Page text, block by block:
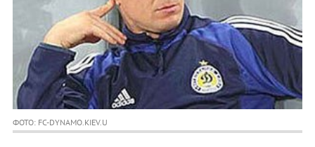
ФОТО: FC-DYNAMO.KIEV.U